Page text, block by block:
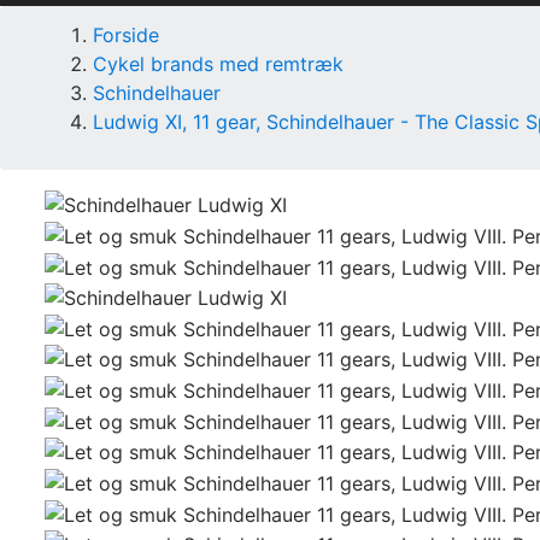
Forside
Cykel brands med remtræk
Schindelhauer
Ludwig XI, 11 gear, Schindelhauer - The Classic